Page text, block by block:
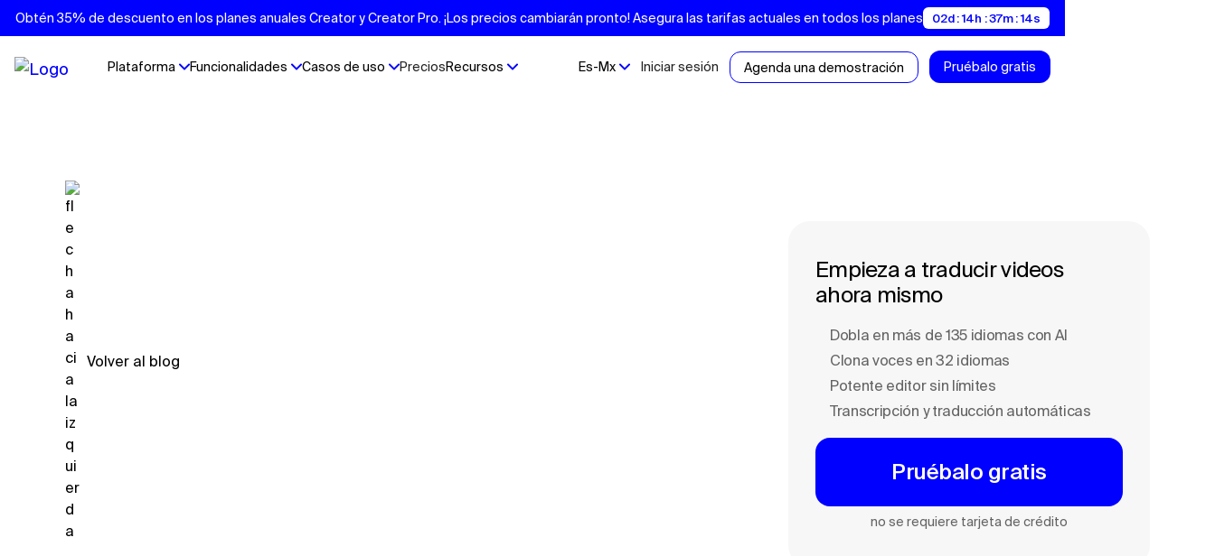
Obtén 35% de descuento en los planes anuales Creator y Creator Pro. ¡Los precios cambiarán pronto! Asegura las tarifas actuales en todos los planes 02d : 14h : 37m : 13s
Plataforma Funcionalidades Casos de uso PreciosRecursos Es-Mx Iniciar sesión Agenda una demostración Pruébalo gratis
Volver al blog
Empieza a traducir videos
ahora mismo
Dobla en más de 135 idiomas con Al
Clona voces en 32 idiomas
Potente editor sin límites
Transcripción y traducción automáticas
Pruébalo gratis
no se requiere tarjeta de crédito